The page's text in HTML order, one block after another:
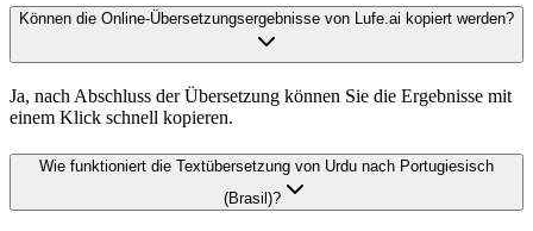
Können die Online-Übersetzungsergebnisse von Lufe.ai kopiert werden?
Ja, nach Abschluss der Übersetzung können Sie die Ergebnisse mit
einem Klick schnell kopieren.
Wie funktioniert die Textübersetzung von Urdu nach Portugiesisch
(Brasil)?